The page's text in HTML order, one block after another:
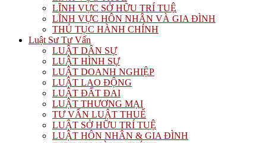
LĨNH VỰC SỞ HỮU TRÍ TUỆ
LĨNH VỰC HÔN NHÂN VÀ GIA ĐÌNH
THỦ TỤC HÀNH CHÍNH
Luật Sư Tư Vấn
LUẬT DÂN SỰ
LUẬT HÌNH SỰ
LUẬT DOANH NGHIỆP
LUẬT LAO ĐỘNG
LUẬT ĐẤT ĐAI
LUẬT THƯƠNG MẠI
TƯ VẤN LUẬT THUẾ
LUẬT SỞ HỮU TRÍ TUỆ
LUẬT HÔN NHÂN & GIA ĐÌNH